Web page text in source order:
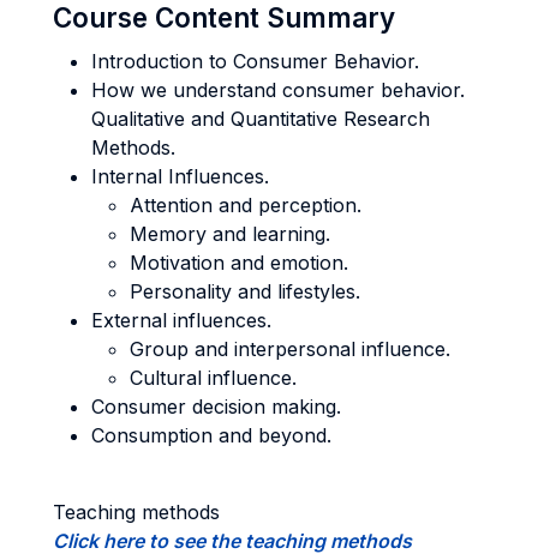
Course Content Summary
Introduction to Consumer Behavior.
How we understand consumer behavior.
Qualitative and Quantitative Research
Methods.
Internal Influences.
Attention and perception.
Memory and learning.
Motivation and emotion.
Personality and lifestyles.
External influences.
Group and interpersonal influence.
Cultural influence.
Consumer decision making.
Consumption and beyond.
Teaching methods
Click here to see the teaching methods